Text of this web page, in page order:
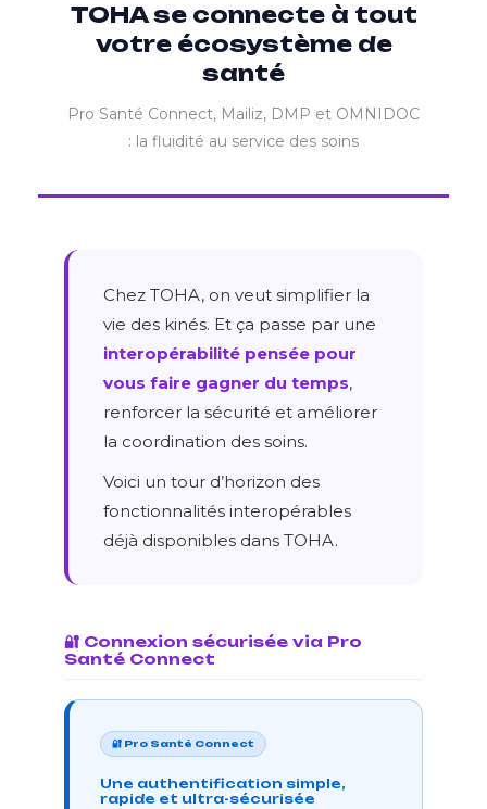
TOHA se connecte à tout
votre écosystème de
santé
Pro Santé Connect, Mailiz, DMP et OMNIDOC
: la fluidité au service des soins
Chez TOHA, on veut simplifier la
vie des kinés. Et ça passe par une
interopérabilité pensée pour
vous faire gagner du temps,
renforcer la sécurité et améliorer
la coordination des soins.
Voici un tour d’horizon des
fonctionnalités interopérables
déjà disponibles dans TOHA.
🔐 Connexion sécurisée via Pro
Santé Connect
🔐 Pro Santé Connect
Une authentification simple,
rapide et ultra-sécurisée